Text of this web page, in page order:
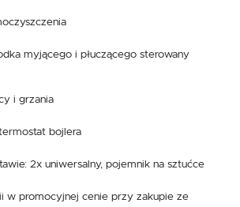
myjącego i płuczącego sterowany
i grzania
bojlera
2x uniwersalny, pojemnik na sztućce
w promocyjnej cenie przy zakupie ze